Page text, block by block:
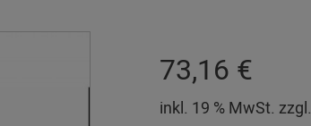
73,16 €
inkl. 19 % MwSt. zzgl.